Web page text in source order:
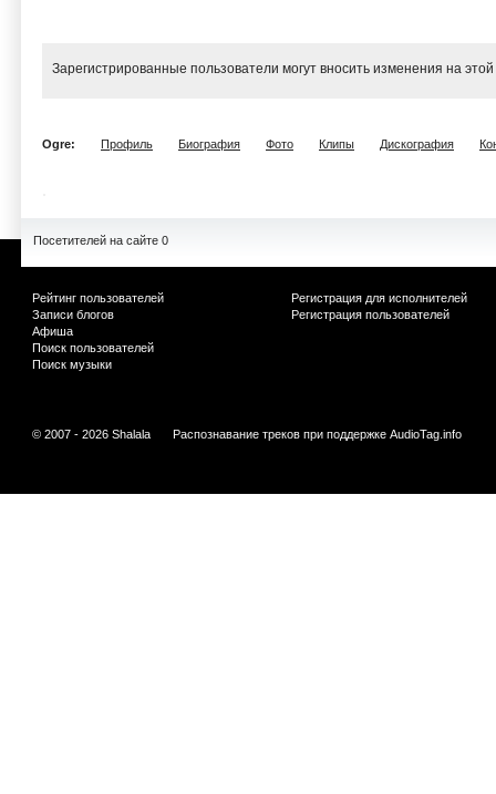
Зарегистрированные пользователи могут вносить изменения на
Ogre: Профиль Биография Фото Клипы Дискография
Посетителей на сайте 0
Рейтинг пользователей
Записи блогов
Афиша
Поиск пользователей
Поиск музыки
Регистрация для исполнителей
Регистрация пользователей
© 2007 - 2026 Shalala Распознавание треков при поддержке AudioTag.info